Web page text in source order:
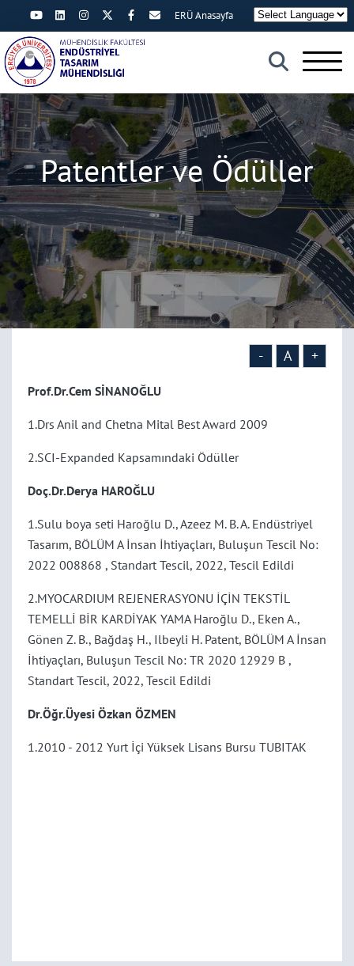
×
ERÜ Anasayfa
Patentler ve Ödüller
- A +
Prof.Dr.Cem SİNANOĞLU
1.Drs Anil and Chetna Mital Best Award 2009
2.SCI-Expanded Kapsamındaki Ödüller
Doç.Dr.Derya HAROĞLU
1.Sulu boya seti Haroğlu D., Azeez M. B. A. Endüstriyel
Tasarım, BÖLÜM A İnsan İhtiyaçları, Buluşun Tescil No:
2022 008868 , Standart Tescil, 2022, Tescil Edildi
2.MYOCARDIUM REJENERASYONU İÇİN TEKSTİL
TEMELLİ BİR KARDİYAK YAMA Haroğlu D., Eken A.,
Gönen Z. B., Bağdaş H., Ilbeyli H. Patent, BÖLÜM A İnsan
İhtiyaçları, Buluşun Tescil No: TR 2020 12929 B ,
Standart Tescil, 2022, Tescil Edildi
Dr.Öğr.Üyesi Özkan ÖZMEN
1.2010 - 2012 Yurt İçi Yüksek Lisans Bursu TUBITAK